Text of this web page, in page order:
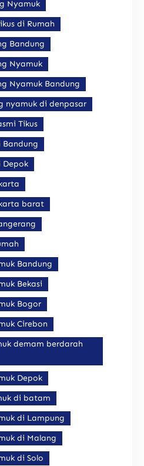
Nyamuk
di Rumah
Bandung
Nyamuk
Nyamuk Bandung
nyamuk di denpasar
Tikus
Bandung
Depok
barat
Bandung
Bekasi
Bogor
Cirebon
demam berdarah
Depok
di batam
di Lampung
di Malang
di Solo